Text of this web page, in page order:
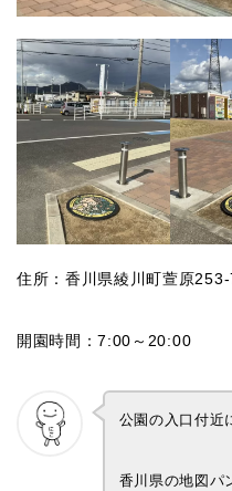
住所：香川県綾川町萱原253-
開園時間：7:00～20:00
公園の入口付近
香川県の地図パ